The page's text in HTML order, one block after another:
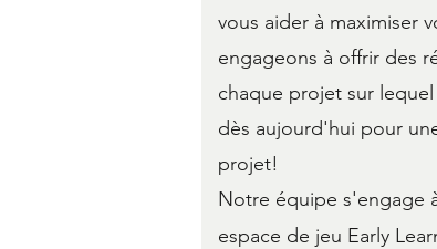
vous aider à maximiser
engageons à offrir des
chaque projet sur
dès aujourd'hui pour
projet!
Notre équipe s'engage
espace de jeu Early